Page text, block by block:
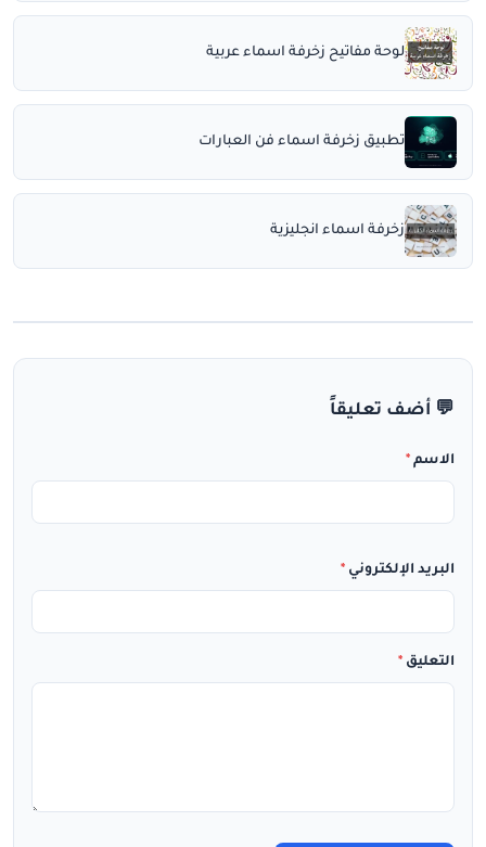
لوحة مفاتيح زخرفة اسماء عربية
تطبيق زخرفة اسماء فن العبارات
زخرفة اسماء انجليزية
💬 أضف تعليقاً
الاسم *
البريد الإلكتروني *
التعليق *